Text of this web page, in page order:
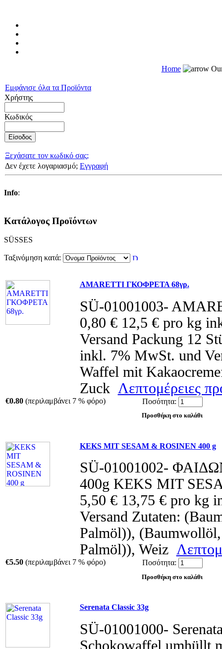
Home
Εμφάνισε όλα τα Προϊόντα
Χρήστης
Κωδικός
Ξεχάσατε τον κωδικό σας;
Δεν έχετε λογαριασμό; Εγγραφή
Info:
Κατάλογος Προϊόντων
SÜSSES
Ταξινόμηση κατά:
AMARETTI ΓΚΟΦΡΕΤΑ 68γρ.
SÜ-01001003-
0,80 € 12,5 € pro kg
Versand Packung 12
inkl. 7% MwSt. und
Waffel mit
Zuck Λεπτομέρειες
€0.80 (περιλαμβάνει 7 % φόρο) Ποσότητα:
KEKS MIT SESAM & ROSINEN 400 g
SÜ-01001002-
400g KEKS MIT
5,50 € 13,75 € pro kg
Versand Zutaten:
Palmöl)),
Palmöl)), Weiz
€5.50 (περιλαμβάνει 7 % φόρο) Ποσότητα:
Serenata Classic 33g
SÜ-01001000-
Schokowaffel umhüllt